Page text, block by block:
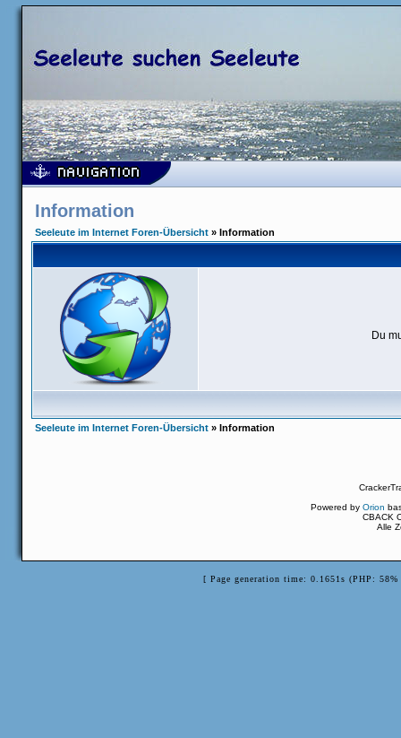
Information
Seeleute im Internet Foren-Übersicht » Information
Du
Seeleute im Internet Foren-Übersicht » Information
Powered byOrion
CBACK
Alle
[ Page generation time: 0.1651s (PHP: